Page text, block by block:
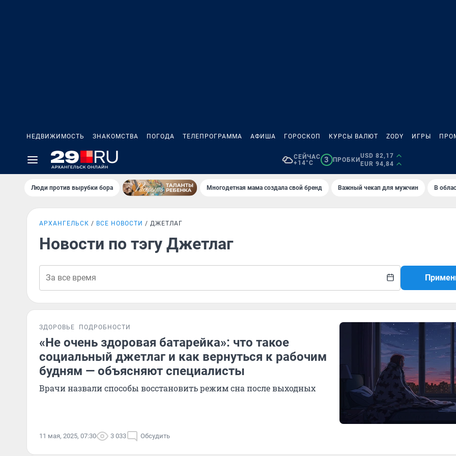
НЕДВИЖИМОСТЬ ЗНАКОМСТВА ПОГОДА ТЕЛЕПРОГРАММА АФИША ГОРОСКОП КУРСЫ ВАЛЮТ ZODY ИГРЫ
СЕЙЧАС
+14°C
3 ПРОБКИ
USD 82,17
EUR 94,84
Люди против вырубки бора Многодетная мама создала свой бренд Важный чекап для мужчин В
АРХАНГЕЛЬСК ВСЕ НОВОСТИ ДЖЕТЛАГ
Новости по тэгу Джетлаг
ЗДОРОВЬЕ ПОДРОБНОСТИ
«Не очень здоровая батарейка»: что такое
социальный джетлаг и как вернуться к рабочим
будням — объясняют специалисты
Врачи назвали способы восстановить режим сна после выходных
11 мая, 2025, 07:30 3 033 Обсудить